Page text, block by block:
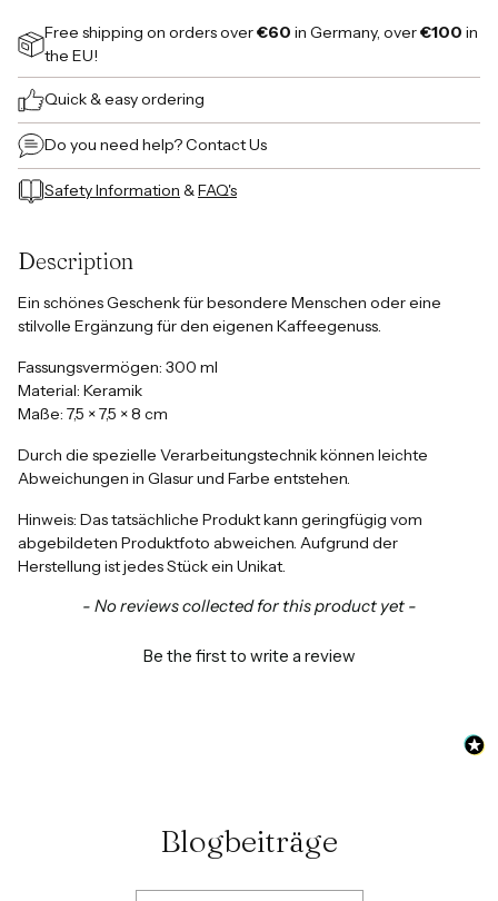
Free shipping on orders over€60 in Germany, over€100 in
the EU!
Quick & easy ordering
Do you need help?Contact Us
Safety Information &FAQ's
to
your
cart
Description
Ein schönes Geschenk für besondere Menschen oder eine
stilvolle Ergänzung für den eigenen Kaffeegenuss.
Fassungsvermögen: 300 ml
Material: Keramik
Maße: 7,5 × 7,5 × 8 cm
Durch die spezielle Verarbeitungstechnik können leichte
Abweichungen in Glasur und Farbe entstehen.
Hinweis: Das tatsächliche Produkt kann geringfügig vom
abgebildeten Produktfoto abweichen. Aufgrund der
Herstellung ist jedes Stück ein Unikat.
- No reviews collected for this product yet -
Be the first to write a review
New content loaded
Blogbeiträge